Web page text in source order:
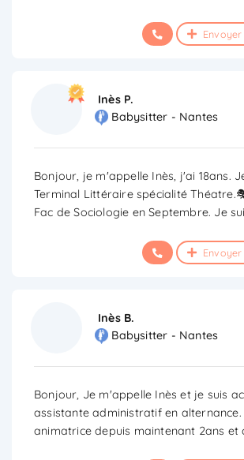
Inès P.
Babysitter - Nantes
Bonjour, je m'appelle Inès, j'ai 18ans.
Terminal Littéraire spécialité
Fac de Sociologie en Septembre. Je
Inès B.
Babysitter - Nantes
Bonjour, Je m'appelle Inès et je suis
assistante administratif en alternance.
animatrice depuis maintenant 2ans